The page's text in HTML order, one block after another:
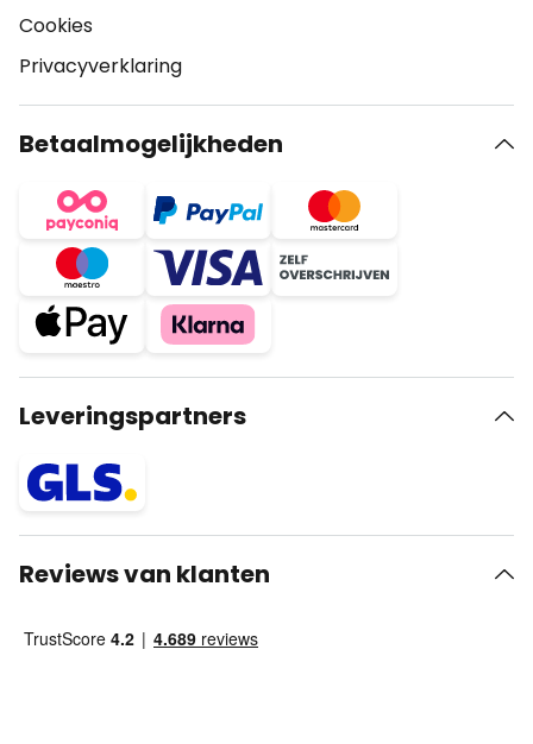
Cookies
Privacyverklaring
Betaalmogelijkheden
Leveringspartners
Reviews van klanten